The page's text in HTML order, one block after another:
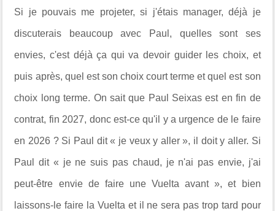
Si je pouvais me projeter, si j'étais manager, déjà je
discuterais beaucoup avec Paul, quelles sont ses
envies, c'est déjà ça qui va devoir guider les choix, et
puis après, quel est son choix court terme et quel est son
choix long terme. On sait que Paul Seixas est en fin de
contrat, fin 2027, donc est-ce qu'il y a urgence de le faire
en 2026 ? Si Paul dit « je veux y aller », il doit y aller. Si
Paul dit « je ne suis pas chaud, je n'ai pas envie, j'ai
peut-être envie de faire une Vuelta avant », et bien
laissons-le faire la Vuelta et il ne sera pas trop tard pour